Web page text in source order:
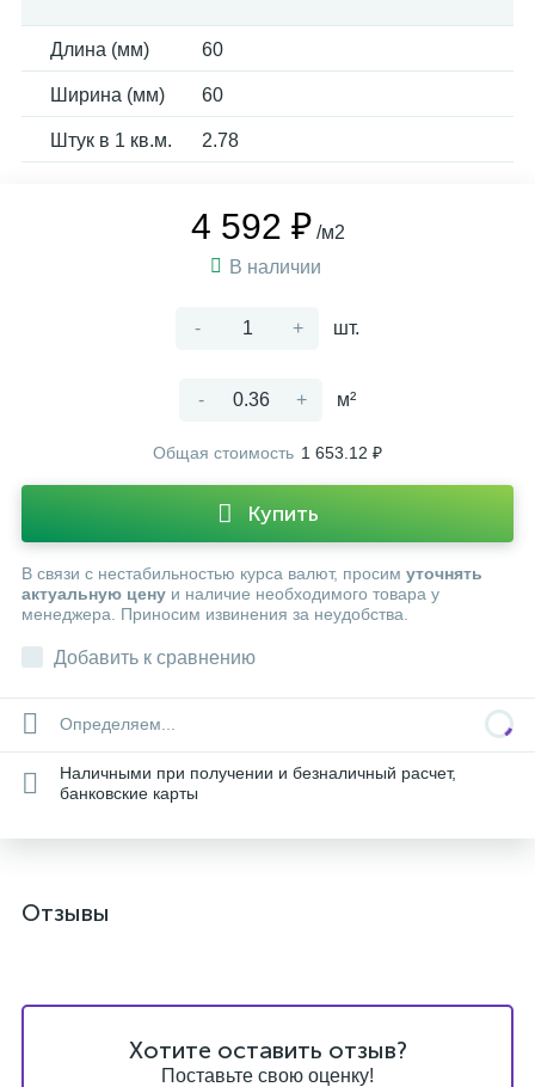
Длина (мм) 60
Ширина (мм) 60
Штук в 1 кв.м. 2.78
4 592 ₽ /м2
В наличии
- + шт.
- + м²
Общая стоимость 1 653.12 ₽
Купить
В связи с нестабильностью курса валют, просим уточнять
актуальную цену и наличие необходимого товара у
менеджера. Приносим извинения за неудобства.
Добавить к сравнению
Определяем...
Наличными при получении и безналичный расчет,
банковские карты
Отзывы
Хотите оставить отзыв?
Поставьте свою оценку!